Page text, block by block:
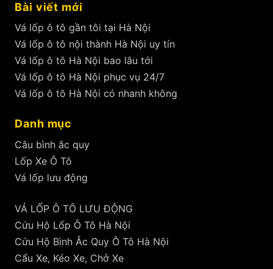
Bài viết mới
Vá lốp ô tô gần tôi tại Hà Nội
Vá lốp ô tô nội thành Hà Nội uy tín
Vá lốp ô tô Hà Nội bao lâu tới
Vá lốp ô tô Hà Nội phục vụ 24/7
Vá lốp ô tô Hà Nội có nhanh không
Danh mục
Câu bình ắc quy
Lốp Xe Ô Tô
Vá lốp lưu động
VÁ LỐP Ô TÔ LƯU ĐỘNG
Cứu Hộ Lốp Ô Tô Hà Nội
Cứu Hộ Bình Ắc Quy Ô Tô Hà Nội
Cẩu Xe, Kéo Xe, Chở Xe